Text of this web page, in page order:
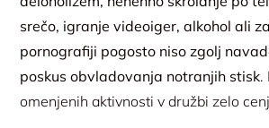
srečo, igranje videoiger, alkohol ali
pornografiji pogosto niso zgolj
poskus obvladovanja notranjih stisk.
omenjenih aktivnosti v družbi zelo